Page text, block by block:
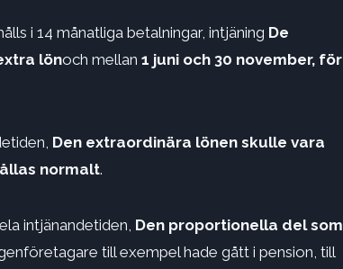
i 14 månatliga betalningar, intjäning De
lönoch mellan 1 juni och 30 november, för
Den extraordinära lönen skulle vara
normalt.
intjänandetiden, Den proportionella del som
till exempel hade gått i pension, till